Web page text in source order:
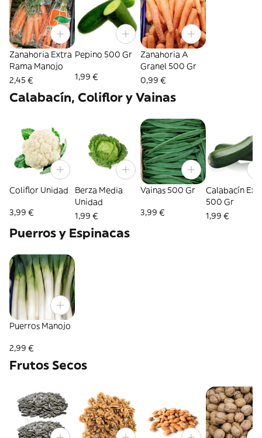
Zanahoria Extra
Rama Manojo
2,45 €
Pepino 500 Gr
1,99 €
Zanahoria A
Granel 500 Gr
0,99 €
Calabacín, Coliflor y Vainas
Coliflor Unidad
3,99 €
Berza Media
Unidad
1,99 €
Vainas 500 Gr
3,99 €
Calabacín
500 Gr
1,99 €
Puerros y Espinacas
Puerros Manojo
2,99 €
Frutos Secos